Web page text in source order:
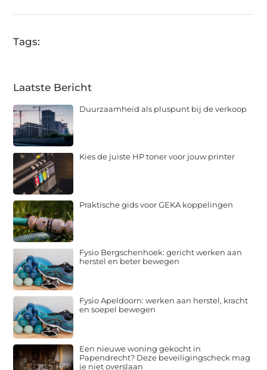
Tags:
Laatste Bericht
Duurzaamheid als pluspunt bij de verkoop
Kies de juiste HP toner voor jouw printer
Praktische gids voor GEKA koppelingen
Fysio Bergschenhoek: gericht werken aan
herstel en beter bewegen
Fysio Apeldoorn: werken aan herstel, kracht
en soepel bewegen
Een nieuwe woning gekocht in
Papendrecht? Deze beveiligingscheck mag
je niet overslaan